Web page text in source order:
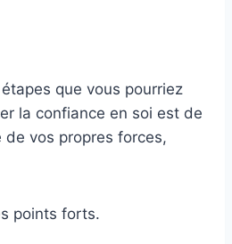
que vous pourriez
la confiance en soi est de
de vos propres forces,
points forts.